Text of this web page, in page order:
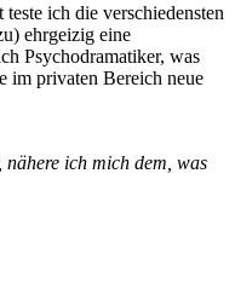
ich die verschiedensten
ehrgeizig eine
Psychodramatiker, was
im privaten Bereich neue
ich mich dem, was